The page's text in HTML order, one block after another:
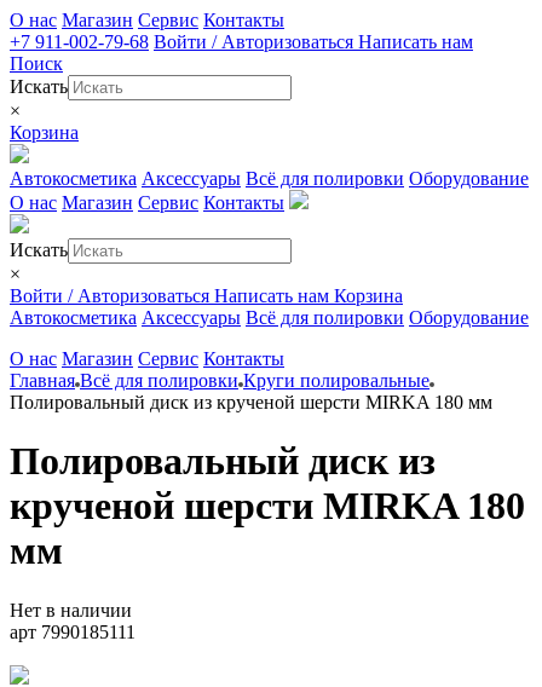
О нас Магазин Сервис Контакты
+7 911-002-79-68 Войти / Авторизоваться Написать нам
Поиск
Искать
×
Корзина
Автокосметика Аксессуары Всё для полировки Оборудование
О нас Магазин Сервис Контакты
Искать
×
Войти / Авторизоваться Написать нам Корзина
Автокосметика Аксессуары Всё для полировки Оборудование
О нас Магазин Сервис Контакты
Главная Всё для полировки Круги полировальные
Полировальный диск из крученой шерсти MIRKA 180 мм
Полировальный диск из
крученой шерсти MIRKA 180
мм
Нет в наличии
арт 7990185111